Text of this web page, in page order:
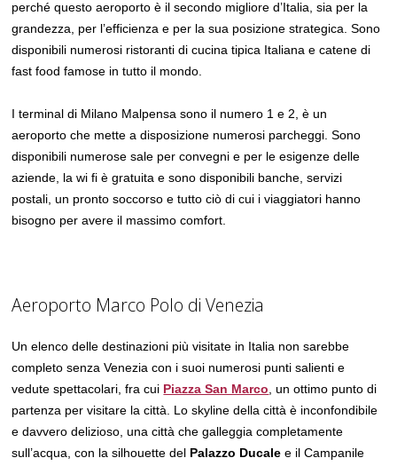
perché questo aeroporto è il secondo migliore d’Italia, sia per la
grandezza, per l’efficienza e per la sua posizione strategica. Sono
disponibili numerosi ristoranti di cucina tipica Italiana e catene di
fast food famose in tutto il mondo.
I terminal di Milano Malpensa sono il numero 1 e 2, è un
aeroporto che mette a disposizione numerosi parcheggi. Sono
disponibili numerose sale per convegni e per le esigenze delle
aziende, la wi fi è gratuita e sono disponibili banche, servizi
postali, un pronto soccorso e tutto ciò di cui i viaggiatori hanno
bisogno per avere il massimo comfort.
Aeroporto Marco Polo di Venezia
Un elenco delle destinazioni più visitate in Italia non sarebbe
completo senza Venezia con i suoi numerosi punti salienti e
vedute spettacolari, fra cui Piazza San Marco , un ottimo punto di
partenza per visitare la città. Lo skyline della città è inconfondibile
e davvero delizioso, una città che galleggia completamente
sull’acqua, con la silhouette del Palazzo Ducale e il Campanile